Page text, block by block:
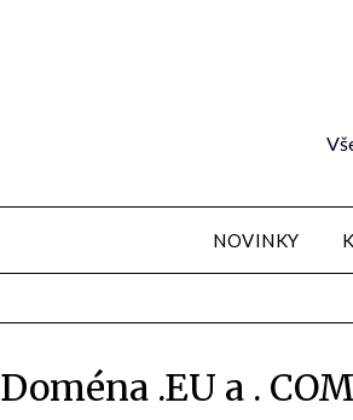
NOVINKY
Doména .EU a .